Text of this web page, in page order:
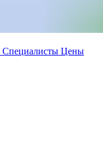
Специалисты Цены